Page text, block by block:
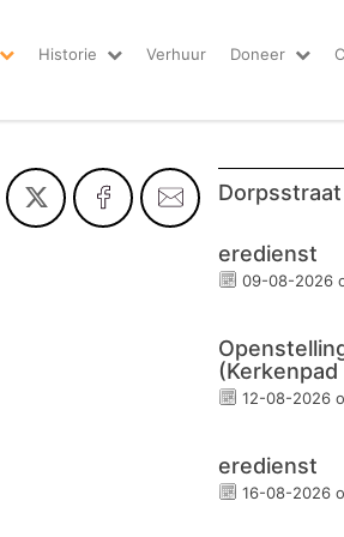
Historie Verhuur Doneer
eredienst
09-08-2026
12-08-2026
eredienst
16-08-2026